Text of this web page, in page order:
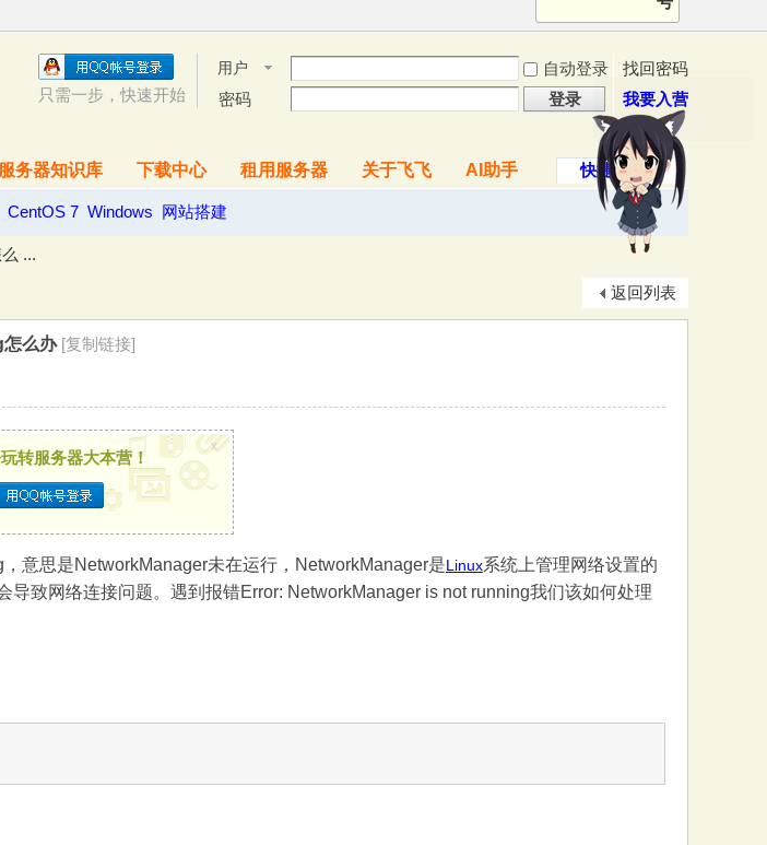
用户
名
自动登录
找回密码
密码
登录 我要入营
只需一步，快速开始
快捷导航
服务器知识库 下载中心 租用服务器 关于飞飞 AI助手
CentOS 7 Windows 网站搭建
...
返回列表
么办 [复制链接]
转服务器大本营！
x
意思是NetworkManager未在运行，NetworkManager是Linux系统上管理网络设置的
致网络连接问题。遇到报错Error: NetworkManager is not running我们该如何处理